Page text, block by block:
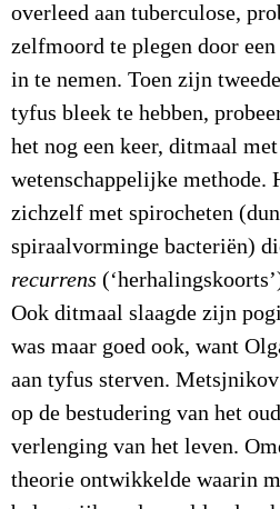
overleed aan tuberculose,
zelfmoord te plegen door
in te nemen. Toen zijn
tyfus bleek te hebben,
het nog een keer, ditmaal
wetenschappelijke methode.
zichzelf met spirocheten
spiraalvorminge bacteriën)
recurrens
Ook ditmaal slaagde zijn
was maar goed ook, want
aan tyfus sterven.
op de bestudering van het
verlenging van het leven.
theorie ontwikkelde waarin